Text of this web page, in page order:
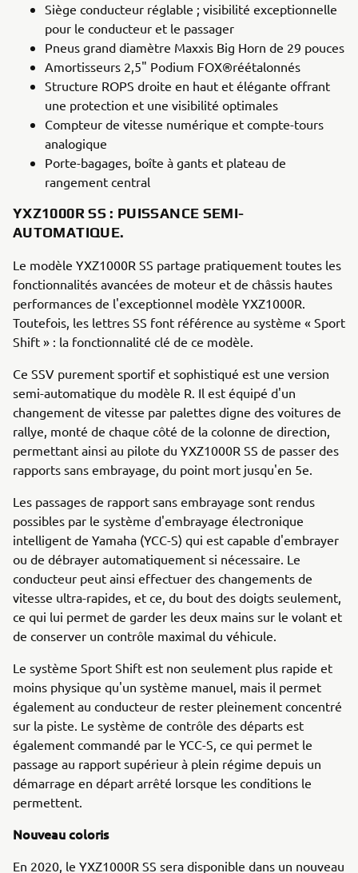
Siège conducteur réglable ; visibilité exceptionnelle
pour le conducteur et le passager
Pneus grand diamètre Maxxis Big Horn de 29 pouces
Amortisseurs 2,5" Podium FOX®réétalonnés
Structure ROPS droite en haut et élégante offrant
une protection et une visibilité optimales
Compteur de vitesse numérique et compte-tours
analogique
Porte-bagages, boîte à gants et plateau de
rangement central
YXZ1000R SS : PUISSANCE SEMI-
AUTOMATIQUE.
Le modèle YXZ1000R SS partage pratiquement toutes les
fonctionnalités avancées de moteur et de châssis hautes
performances de l'exceptionnel modèle YXZ1000R.
Toutefois, les lettres SS font référence au système « Sport
Shift » : la fonctionnalité clé de ce modèle.
Ce SSV purement sportif et sophistiqué est une version
semi-automatique du modèle R. Il est équipé d'un
changement de vitesse par palettes digne des voitures de
rallye, monté de chaque côté de la colonne de direction,
permettant ainsi au pilote du YXZ1000R SS de passer des
rapports sans embrayage, du point mort jusqu'en 5e.
Les passages de rapport sans embrayage sont rendus
possibles par le système d'embrayage électronique
intelligent de Yamaha (YCC-S) qui est capable d'embrayer
ou de débrayer automatiquement si nécessaire. Le
conducteur peut ainsi effectuer des changements de
vitesse ultra-rapides, et ce, du bout des doigts seulement,
ce qui lui permet de garder les deux mains sur le volant et
de conserver un contrôle maximal du véhicule.
Le système Sport Shift est non seulement plus rapide et
moins physique qu'un système manuel, mais il permet
également au conducteur de rester pleinement concentré
sur la piste. Le système de contrôle des départs est
également commandé par le YCC-S, ce qui permet le
passage au rapport supérieur à plein régime depuis un
démarrage en départ arrêté lorsque les conditions le
permettent.
Nouveau coloris
En 2020, le YXZ1000R SS sera disponible dans un nouveau